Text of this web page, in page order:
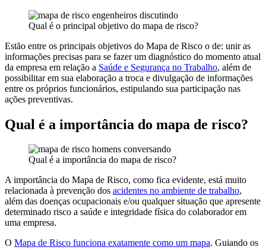
Qual é o principal objetivo do mapa de risco?
Estão entre os principais objetivos do Mapa de Risco o de: unir as
informações precisas para se fazer um diagnóstico do momento atual
da empresa em relação a Saúde e Segurança no Trabalho, além de
possibilitar em sua elaboração a troca e divulgação de informações
entre os próprios funcionários, estipulando sua participação nas
ações preventivas.
Qual é a importância do mapa de risco?
Qual é a importância do mapa de risco?
A importância do Mapa de Risco, como fica evidente, está muito
relacionada à prevenção dos acidentes no ambiente de trabalho,
além das doenças ocupacionais e/ou qualquer situação que apresente
determinado risco a saúde e integridade física do colaborador em
uma empresa.
O Mapa de Risco funciona exatamente como um mapa. Guiando os